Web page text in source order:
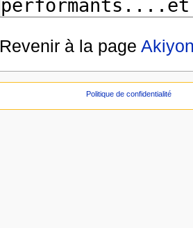
Revenir à la page
Politique de confidentialité